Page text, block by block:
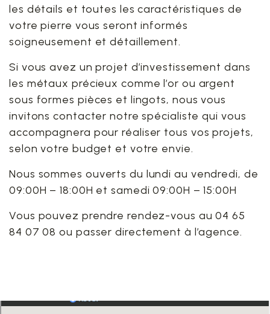
les détails et toutes les caractéristiques de
votre pierre vous seront informés
soigneusement et détaillement.
Si vous avez un projet d’investissement dans
les métaux précieux comme l’or ou argent
sous formes pièces et lingots, nous vous
invitons contacter notre spécialiste qui vous
accompagnera pour réaliser tous vos projets,
selon votre budget et votre envie.
Nous sommes ouverts du lundi au vendredi, de
09:00H – 18:00H et samedi 09:00H – 15:00H
Vous pouvez prendre rendez-vous au 04 65
84 07 08 ou passer directement à l’agence.